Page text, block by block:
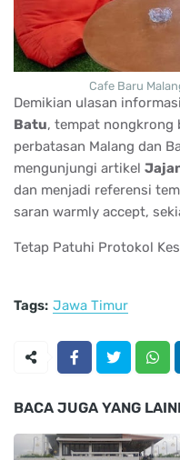
Cafe Baru
Demikian ulasan
Batu, tempat nongkrong
perbatasan Malang dan
mengunjungi artikel
dan menjadi referensi
saran warmly accept,
Tetap Patuhi Protokol
Tags: Jawa Timur
BACA JUGA YANG